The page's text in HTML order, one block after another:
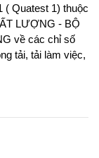
( Quatest 1) thuộc
LƯỢNG - BỘ
về các chỉ số
tải, tải làm việc,